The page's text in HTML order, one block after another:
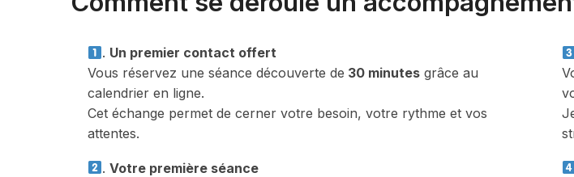
. Un premier contact offert
Vous réservez une séance découverte de 30 minutes grâce au
calendrier en ligne.
Cet échange permet de cerner votre besoin, votre rythme et vos
attentes.
.Votre première séance